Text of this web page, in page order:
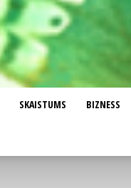
SKAISTUMS BIZNESS